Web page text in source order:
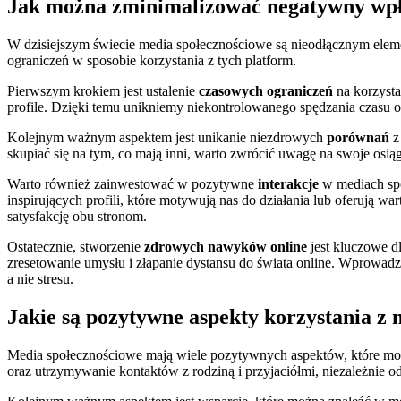
Jak można zminimalizować negatywny
W dzisiejszym świecie media społecznościowe są nieodłącznym
ograniczeń w sposobie korzystania z tych platform.
Pierwszym krokiem jest ustalenie czasowych ograniczeń na
profile. Dzięki temu unikniemy niekontrolowanego spędzania czasu
Kolejnym ważnym aspektem jest unikanie niezdrowych porównań
skupiać się na tym, co mają inni, warto zwrócić uwagę na swoje
Warto również zainwestować w pozytywne interakcje w mediach
inspirujących profili, które motywują nas do działania lub oferują
satysfakcję obu stronom.
Ostatecznie, stworzenie zdrowych nawyków online jest kluczowe
zresetowanie umysłu i złapanie dystansu do świata online.
a nie stresu.
Jakie są pozytywne aspekty korzystania z
Media społecznościowe mają wiele pozytywnych aspektów, które
oraz utrzymywanie kontaktów z rodziną i przyjaciółmi, niezależnie